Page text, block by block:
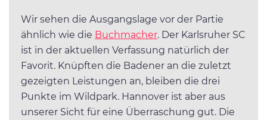
Wir sehen die Ausgangslage vor der Partie
ähnlich wie die Buchmacher. Der Karlsruher SC
ist in der aktuellen Verfassung natürlich der
Favorit. Knüpften die Badener an die zuletzt
gezeigten Leistungen an, bleiben die drei
Punkte im Wildpark. Hannover ist aber aus
unserer Sicht für eine Überraschung gut. Die